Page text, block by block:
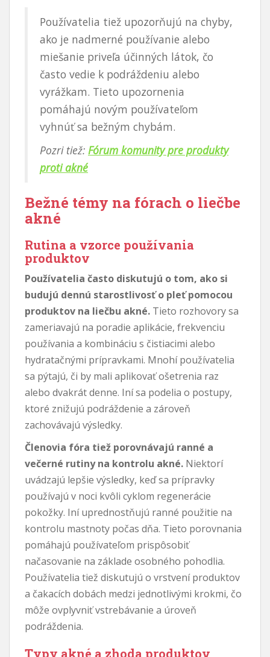
Používatelia tiež upozorňujú na chyby,
ako je nadmerné používanie alebo
miešanie priveľa účinných látok, čo
často vedie k podráždeniu alebo
vyrážkam. Tieto upozornenia
pomáhajú novým používateľom
vyhnúť sa bežným chybám.
Pozri tiež: Fórum komunity pre produkty
proti akné
Bežné témy na fórach o liečbe
akné
Rutina a vzorce používania
produktov
Používatelia často diskutujú o tom, ako si
budujú dennú starostlivosť o pleť pomocou
produktov na liečbu akné. Tieto rozhovory sa
zameriavajú na poradie aplikácie, frekvenciu
používania a kombináciu s čistiacimi alebo
hydratačnými prípravkami. Mnohí používatelia
sa pýtajú, či by mali aplikovať ošetrenia raz
alebo dvakrát denne. Iní sa podelia o postupy,
ktoré znižujú podráždenie a zároveň
zachovávajú výsledky.
Členovia fóra tiež porovnávajú ranné a
večerné rutiny na kontrolu akné. Niektorí
uvádzajú lepšie výsledky, keď sa prípravky
používajú v noci kvôli cyklom regenerácie
pokožky. Iní uprednostňujú ranné použitie na
kontrolu mastnoty počas dňa. Tieto porovnania
pomáhajú používateľom prispôsobiť
načasovanie na základe osobného pohodlia.
Používatelia tiež diskutujú o vrstvení produktov
a čakacích dobách medzi jednotlivými krokmi, čo
môže ovplyvniť vstrebávanie a úroveň
podráždenia.
Typy akné a zhoda produktov